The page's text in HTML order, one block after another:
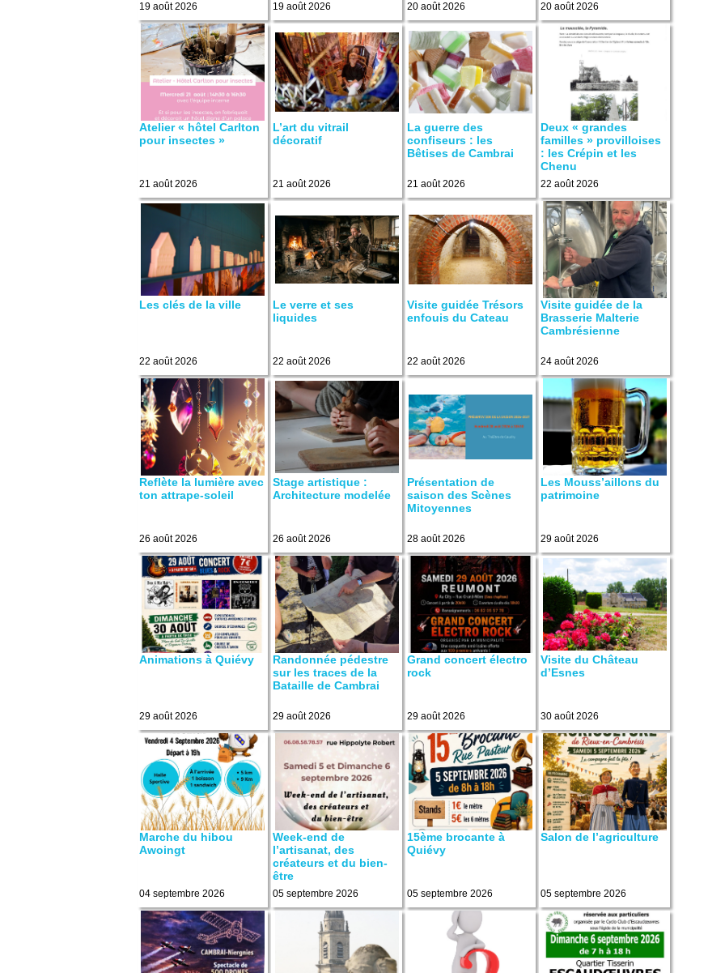
19 août 2026 19 août 2026 20 août 2026 20 août 2026
Atelier « hôtel Carlton
pour insectes »
21 août 2026
L’art du vitrail
décoratif
21 août 2026
La guerre des
confiseurs : les
Bêtises de Cambrai
21 août 2026
Deux « grandes
familles » provilloises
: les Crépin et les
Chenu
22 août 2026
Les clés de la ville
22 août 2026
Le verre et ses
liquides
22 août 2026
Visite guidée Trésors
enfouis du Cateau
22 août 2026
Visite guidée de la
Brasserie Malterie
Cambrésienne
24 août 2026
Reflète la lumière avec
ton attrape-soleil
26 août 2026
Stage artistique :
Architecture modelée
26 août 2026
Présentation de
saison des Scènes
Mitoyennes
28 août 2026
Les Mouss’aillons du
patrimoine
29 août 2026
Animations à Quiévy
29 août 2026
Randonnée pédestre
sur les traces de la
Bataille de Cambrai
29 août 2026
Grand concert électro
rock
29 août 2026
Visite du Château
d’Esnes
30 août 2026
Marche du hibou
Awoingt
04 septembre 2026
Week-end de
l’artisanat, des
créateurs et du bien-
être
05 septembre 2026
15ème brocante à
Quiévy
05 septembre 2026
Salon de l’agriculture
05 septembre 2026